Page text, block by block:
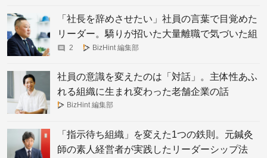
「社長を辞めさせたい」社員の言葉で目覚めた
リーダー。驕りが招いた大量離職で気づいた組
織改革の要
2 BizHint 編集部
社員の意識を変えたのは「対話」。主体性あふ
れる組織に生まれ変わった老舗企業の話
BizHint 編集部
「指示待ち組織」を変えた1つの鉄則。元鍼灸
師の素人経営者が実践したリーダーシップ法